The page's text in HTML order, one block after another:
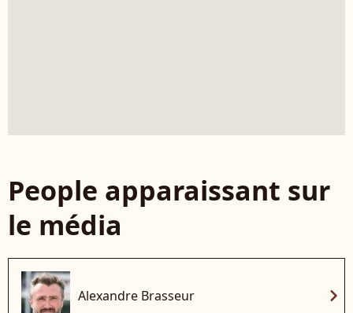
People apparaissant sur
le média
Alexandre Brasseur chevron_right